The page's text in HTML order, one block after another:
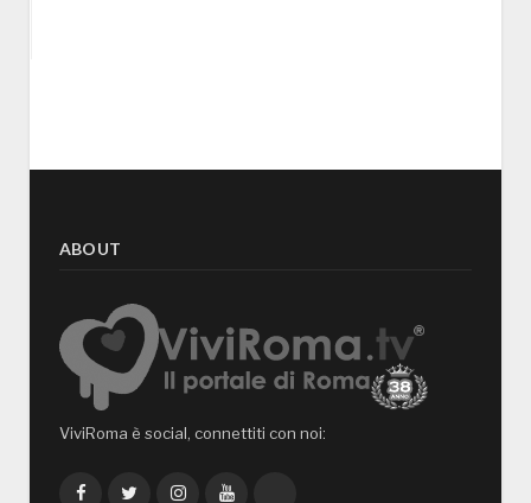
ABOUT
ViviRoma è social, connettiti con noi:
FacebookTwitterInstagramYouTube